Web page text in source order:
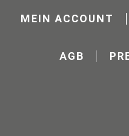
MEIN ACCOUNT
AGB